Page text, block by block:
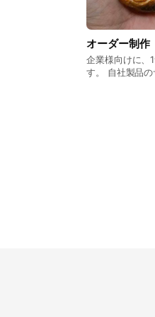
オーダー制作
企業様向けに、
す。 自社製品